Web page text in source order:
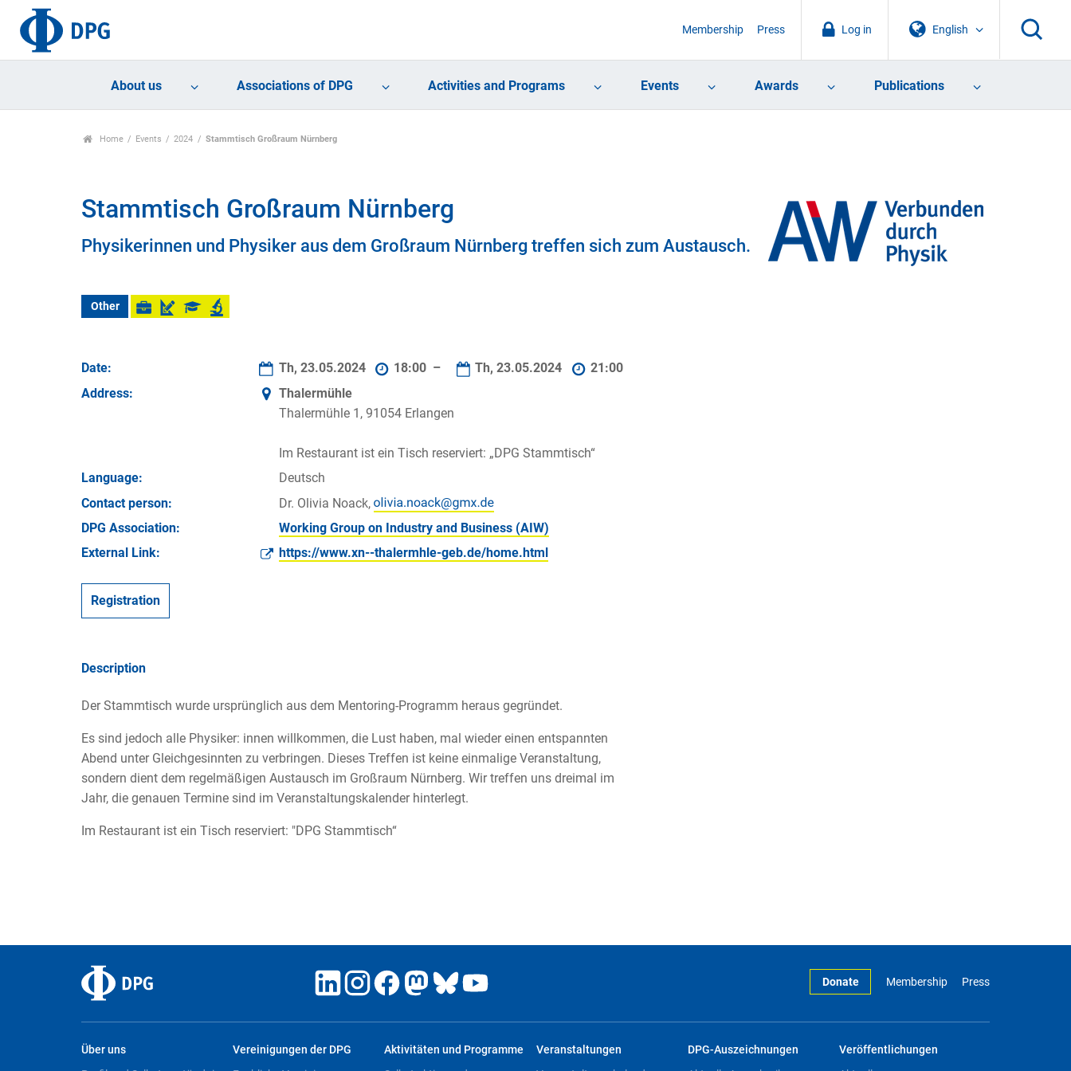
English
Log in
Membership Press
About us Associations of DPG Activities and Programs Events Awards Publications
Home Events 2024 Stammtisch Großraum Nürnberg
Stammtisch Großraum Nürnberg
Physikerinnen und Physiker aus dem Großraum Nürnberg treffen sich zum Austausch.
Other
Date: Th, 23.05.2024 18:00 – Th, 23.05.2024
21:00
Address:
Thalermühle
Thalermühle 1, 91054 Erlangen
Im Restaurant ist ein Tisch reserviert: „DPG Stammtisch“
Language:
Deutsch
Contact person:
Dr. Olivia Noack,
DPG Association:
Working Group on Industry and Business (AIW)
External Link:
https://www.xn--thalermhle-geb.de/home.html
Registration
Description
Der Stammtisch wurde ursprünglich aus dem Mentoring-Programm heraus gegründet.
Es sind jedoch alle Physiker: innen willkommen, die Lust haben, mal wieder einen entspannten
Abend unter Gleichgesinnten zu verbringen. Dieses Treffen ist keine einmalige Veranstaltung,
sondern dient dem regelmäßigen Austausch im Großraum Nürnberg. Wir treffen uns dreimal im
Jahr, die genauen Termine sind im Veranstaltungskalender hinterlegt.
Im Restaurant ist ein Tisch reserviert: "DPG Stammtisch“
Donate Membership Press
Über uns Vereinigungen der DPG Aktivitäten und Programme Veranstaltungen DPG-Auszeichnungen Veröffentlichungen